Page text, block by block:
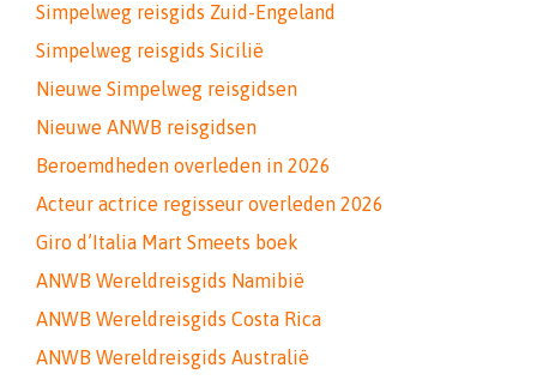
Simpelweg reisgids Zuid-Engeland
Simpelweg reisgids Sicilië
Nieuwe Simpelweg reisgidsen
Nieuwe ANWB reisgidsen
Beroemdheden overleden in 2026
Acteur actrice regisseur overleden 2026
Giro d’Italia Mart Smeets boek
ANWB Wereldreisgids Namibië
ANWB Wereldreisgids Costa Rica
ANWB Wereldreisgids Australië